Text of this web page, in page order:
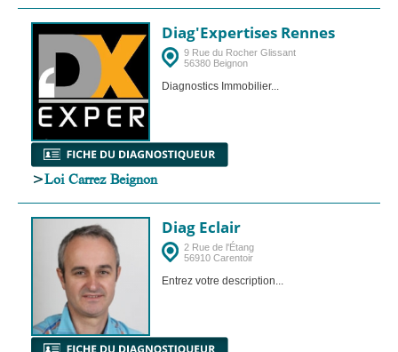
Diag'Expertises Rennes
9 Rue du Rocher Glissant
56380 Beignon
Diagnostics Immobilier...
>Loi Carrez Beignon
Diag Eclair
2 Rue de l'Étang
56910 Carentoir
Entrez votre description...